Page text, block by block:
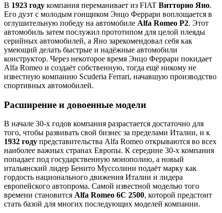
В 1923 году компания переманивает из FIAT Витторио Яно.
Его дуэт с молодым гонщиком Энцо Феррари воплощается в
оглушительную победу на автомобиле Alfa Romeo P2. Этот
автомобиль затем послужил прототипом для целой плеяды
серийных автомобилей, а Яно зарекомендовал себя как
умеющий делать быстрые и надёжные автомобили
конструктор. Через некоторое время Энцо Феррари покидает
Alfa Romeo и создаёт собственную, тогда ещё никому не
известную компанию Scuderia Ferrari, начавшую производство
спортивных автомобилей.
Расширение и довоенные модели
В начале 30-х годов компания разрастается достаточно для
того, чтобы развивать свой бизнес за пределами Италии, и к
1932 году представительства Alfa Romeo открываются во всех
наиболее важных странах Европы. К середине 30-х компания
попадает под государственную монополию, а новый
итальянский лидер Бенито Муссолини подаёт марку как
гордость национального движения Италии и лидера
европейского автопрома. Самой известной моделью того
времени становится Alfa Romeo 6C 2500, которой предстоит
стать базой для многих последующих моделей компании.